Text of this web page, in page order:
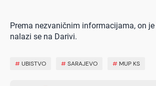
Prema nezvaničnim informacijama, on
nalazi se na Darivi.
#UBISTVO #SARAJEVO # MUP KS